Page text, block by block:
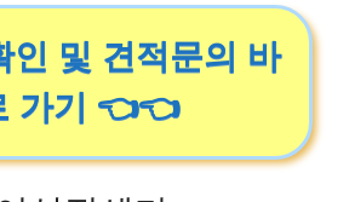
인 및 견적문의 바
가기 👈👈